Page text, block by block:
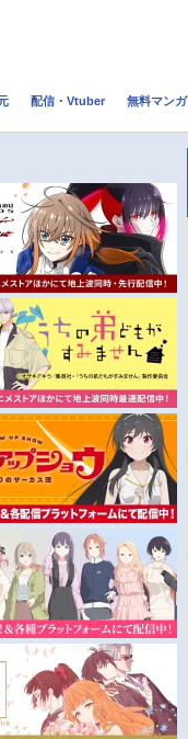
トレンド
ニメ
アニメ
配信・Vtuber 無料マンガ